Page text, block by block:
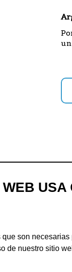
USA
son
de nuestro sitio